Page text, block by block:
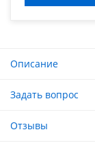
Описание
Задать вопрос
Отзывы